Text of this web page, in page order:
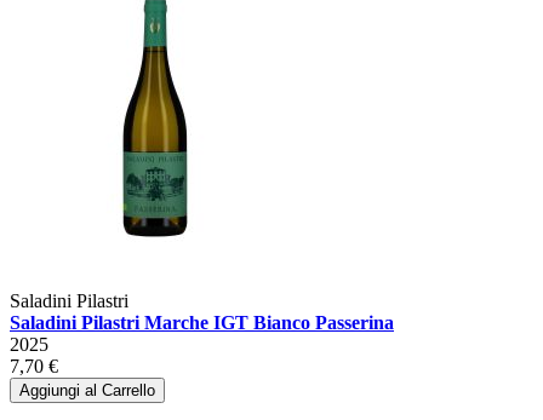
Saladini Pilastri
Saladini Pilastri Marche IGT Bianco Passerina
2025
7,70 €
Aggiungi al Carrello